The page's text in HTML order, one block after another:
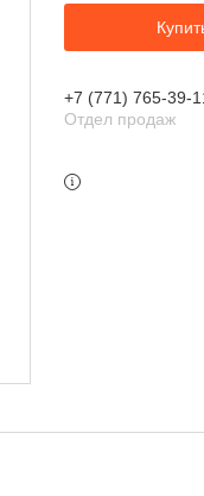
+7 (771) 765-39-
Отдел продаж